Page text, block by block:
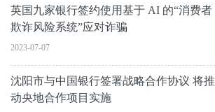
英国九家银行签约使用基于 AI 的“消费者
欺诈风险系统”应对诈骗
2023-07-07
沈阳市与中国银行签署战略合作协议 将推
动央地合作项目实施